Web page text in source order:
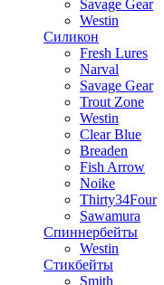
Savage Gear
Westin
Силикон
Fresh Lures
Narval
Savage Gear
Trout Zone
Westin
Clear Blue
Breaden
Fish Arrow
Noike
Thirty34Four
Sawamura
Спиннербейты
Westin
Стикбейты
Smith